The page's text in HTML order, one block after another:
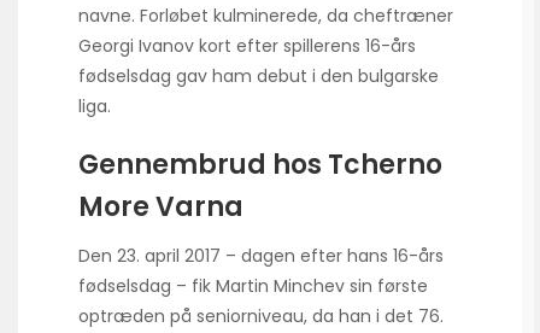
navne. Forløbet kulminerede, da cheftræner
Georgi Ivanov kort efter spillerens 16-års
fødselsdag gav ham debut i den bulgarske
liga.
Gennembrud hos Tcherno
More Varna
Den 23. april 2017 – dagen efter hans 16-års
fødselsdag – fik Martin Minchev sin første
optræden på seniorniveau, da han i det 76.